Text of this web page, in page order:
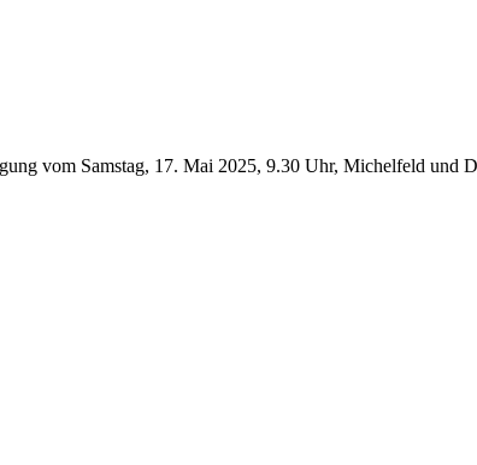
vom Samstag, 17. Mai 2025, 9.30 Uhr, Michelfeld und